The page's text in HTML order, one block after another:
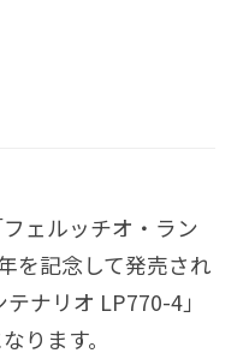
ェルッチオ・ラン
を記念して発売され
ナリオ LP770-4」
ります。